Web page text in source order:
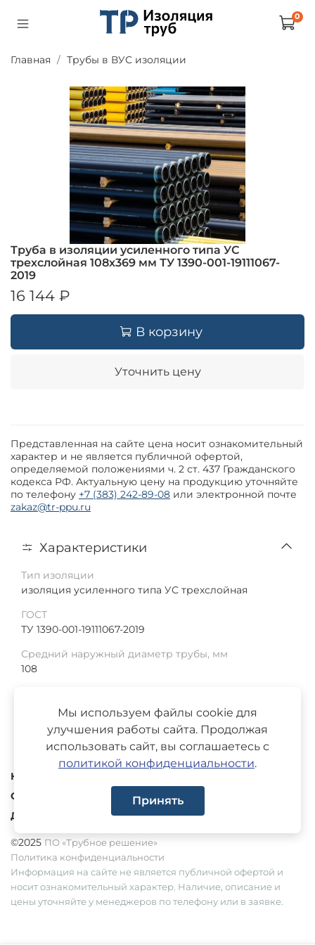
0
Главная Трубы в ВУС изоляции
Труба в изоляции усиленного типа УС
трехслойная 108х369 мм ТУ 1390-001-19111067-
2019
16 144 ₽
В корзину
Уточнить цену
Представленная на сайте цена носит ознакомительный
характер и не является публичной офертой,
определяемой положениями ч. 2 ст. 437 Гражданского
кодекса РФ. Актуальную цену на продукцию уточняйте
по телефону +7 (383) 242-89-08 или электронной почте
zakaz@tr-ppu.ru
Характеристики
Тип изоляции
изоляция усиленного типа УС трехслойная
ГОСТ
ТУ 1390-001-19111067-2019
Средний наружный диаметр трубы, мм
108
Каталог
О компании
Доставка
©2025 ПО «Трубное решение»
Политика конфиденциальности
Информация на сайте не является публичной офертой и
носит ознакомительный характер. Наличие, описание и
цены уточняйте у менеджеров по телефону или в заявке.
Мы используем файлы cookie для
улучшения работы сайта. Продолжая
использовать сайт, вы соглашаетесь с
политикой конфиденциальности.
Принять